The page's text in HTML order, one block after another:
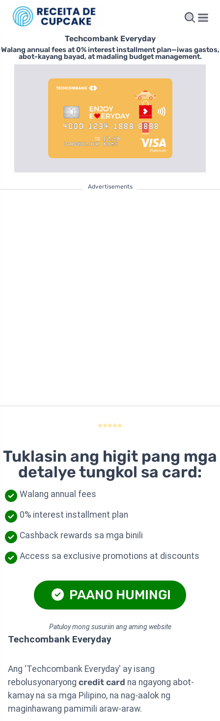
Techcombank Everyday
Walang annual fees at 0% interest installment plan—iwas gastos,
abot-kayang bayad, at madaling budget management.
Advertisements
⭐⭐⭐⭐⭐
Tuklasin ang higit pang mga
detalye tungkol sa card:
Walang annual fees
0% interest installment plan
Cashback rewards sa mga binili
Access sa exclusive promotions at discounts
PAANO HUMINGI
Patuloy mong susuriin ang aming website
Techcombank Everyday
Ang 'Techcombank Everyday' ay isang
rebolusyonaryong credit card na ngayong abot-
kamay na sa mga Pilipino, na nag-aalok ng
maginhawang pamimili araw-araw.